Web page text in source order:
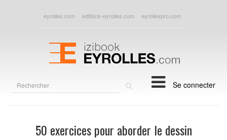
eyrolles.com editions-eyrolles.com eyrollespro.com
Se connecter
50 exercices pour aborder le dessin